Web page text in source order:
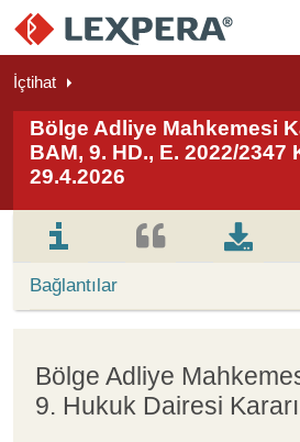
İçtihat
Bölge Adliye Mahkemesi
BAM, 9. HD., E. 2022/2347
29.4.2026
Bağlantılar
Bölge Adliye
9. Hukuk Dairesi Kararı